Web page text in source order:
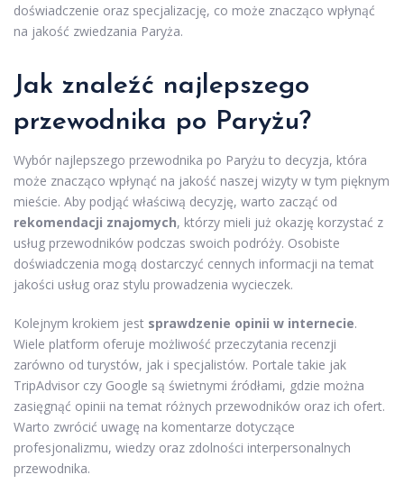
doświadczenie oraz specjalizację, co może znacząco wpłynąć
na jakość zwiedzania Paryża.
Jak znaleźć najlepszego
przewodnika po Paryżu?
Wybór najlepszego przewodnika po Paryżu to decyzja, która
może znacząco wpłynąć na jakość naszej wizyty w tym pięknym
mieście. Aby podjąć właściwą decyzję, warto zacząć od
rekomendacji znajomych, którzy mieli już okazję korzystać z
usług przewodników podczas swoich podróży. Osobiste
doświadczenia mogą dostarczyć cennych informacji na temat
jakości usług oraz stylu prowadzenia wycieczek.
Kolejnym krokiem jest sprawdzenie opinii w internecie.
Wiele platform oferuje możliwość przeczytania recenzji
zarówno od turystów, jak i specjalistów. Portale takie jak
TripAdvisor czy Google są świetnymi źródłami, gdzie można
zasięgnąć opinii na temat różnych przewodników oraz ich ofert.
Warto zwrócić uwagę na komentarze dotyczące
profesjonalizmu, wiedzy oraz zdolności interpersonalnych
przewodnika.